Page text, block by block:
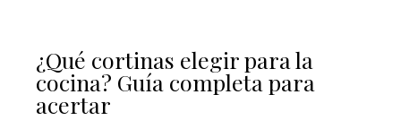
¿Qué cortinas elegir para la
cocina? Guía completa para
acertar